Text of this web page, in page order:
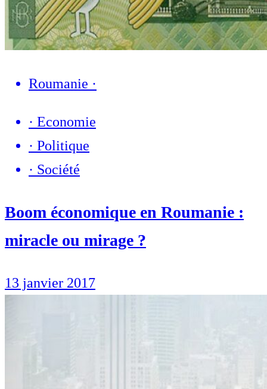
Roumanie ·
· Economie
· Politique
· Société
Boom économique en Roumanie :
miracle ou mirage ?
13 janvier 2017